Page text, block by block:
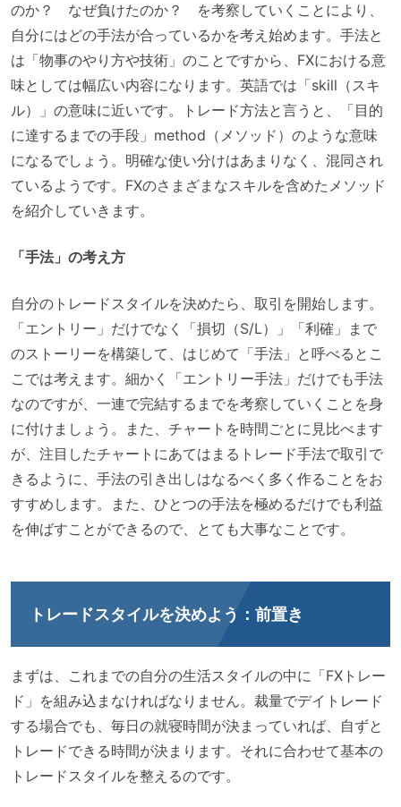
のか？ なぜ負けたのか？ を考察していくことにより、
自分にはどの手法が合っているかを考え始めます。手法と
は「物事のやり方や技術」のことですから、FXにおける意
味としては幅広い内容になります。英語では「skill（スキ
ル）」の意味に近いです。トレード方法と言うと、「目的
に達するまでの手段」method（メソッド）のような意味
になるでしょう。明確な使い分けはあまりなく、混同され
ているようです。FXのさまざまなスキルを含めたメソッド
を紹介していきます。
「手法」の考え方
自分のトレードスタイルを決めたら、取引を開始します。
「エントリー」だけでなく「損切（S/L）」「利確」まで
のストーリーを構築して、はじめて「手法」と呼べるとこ
こでは考えます。細かく「エントリー手法」だけでも手法
なのですが、一連で完結するまでを考察していくことを身
に付けましょう。また、チャートを時間ごとに見比べます
が、注目したチャートにあてはまるトレード手法で取引で
きるように、手法の引き出しはなるべく多く作ることをお
すすめします。また、ひとつの手法を極めるだけでも利益
を伸ばすことができるので、とても大事なことです。
トレードスタイルを決めよう：前置き
まずは、これまでの自分の生活スタイルの中に「FXトレー
ド」を組み込まなければなりません。裁量でデイトレード
する場合でも、毎日の就寝時間が決まっていれば、自ずと
トレードできる時間が決まります。それに合わせて基本の
トレードスタイルを整えるのです。